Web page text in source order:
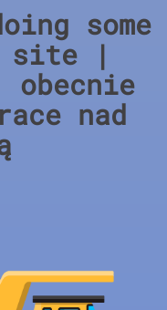
some
site |
obecnie
nad